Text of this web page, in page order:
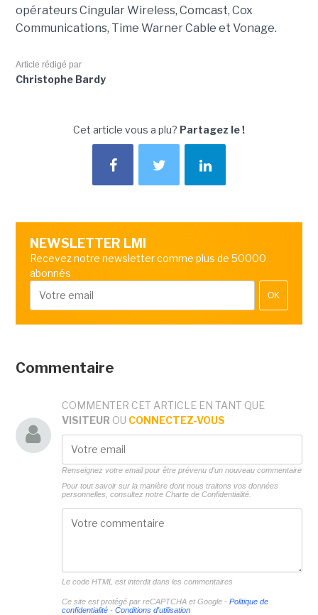
opérateurs Cingular Wireless, Comcast, Cox
Communications, Time Warner Cable et Vonage.
Article rédigé par
Christophe Bardy
Cet article vous a plu? Partagez le !
NEWSLETTER LMI
Recevez notre newsletter comme plus de 50000
abonnés
OK
Commentaire
COMMENTER CET ARTICLE EN TANT QUE
VISITEUR OU CONNECTEZ-VOUS
Renseignez votre email pour être prévenu d'un nouveau commentaire
Pour tout savoir sur la manière dont nous traitons vos données
personnelles, consultez notre Charte de Confidentialité.
Le code HTML est interdit dans les commentaires
Ce site est protégé par reCAPTCHA et Google - Politique de
confidentialité- Conditions d'utilisation